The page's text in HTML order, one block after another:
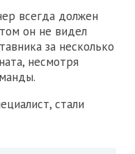
всегда должен
он не видел
за несколько
несмотря
стали